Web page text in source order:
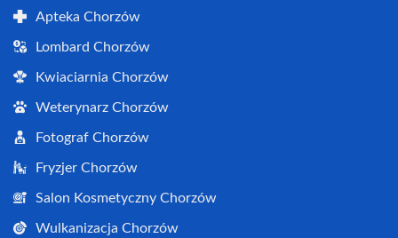
Apteka Chorzów
Lombard Chorzów
Kwiaciarnia Chorzów
Weterynarz Chorzów
Fotograf Chorzów
Fryzjer Chorzów
Salon Kosmetyczny Chorzów
Wulkanizacja Chorzów